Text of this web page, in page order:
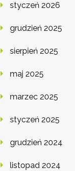
styczeń 2026
grudzień 2025
sierpień 2025
maj 2025
marzec 2025
styczeń 2025
grudzień 2024
listopad 2024